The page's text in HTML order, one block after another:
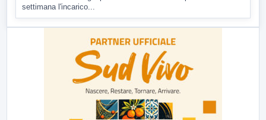
settimana l'incarico...